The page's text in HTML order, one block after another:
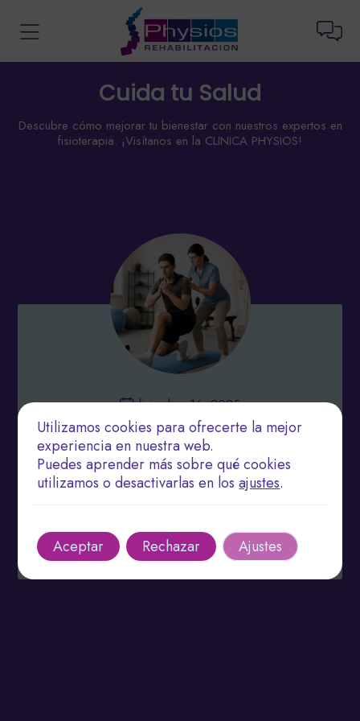
Cuida tu Salud
Descubre cómo mejorar tu bienestar con nuestros expertos en
fisioterapia. ¡Visítanos en la CLINICA PHYSIOS!
diciembre 16, 2025
Rehabilitación Funcional: Cómo Maximizar el
Rendimiento a Través de la Fisioterapia
La fisioterapia mejora el rendimiento y previene
Leer más
Utilizamos cookies para ofrecerte la mejor
experiencia en nuestra web.
Puedes aprender más sobre qué cookies
utilizamos o desactivarlas en losajustes.
Aceptar Rechazar Ajustes